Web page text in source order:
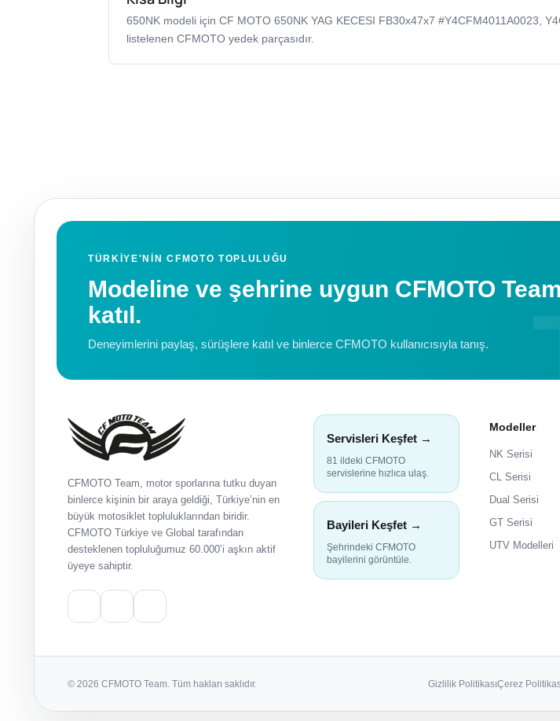
650NK modeli için CF MOTO 650NK YAG KECESI FB30x47x7 #Y4CFM4011A0023,
listelenen CFMOTO yedek parçasıdır.
TÜRKIYE'NIN CFMOTO TOPLULUĞU
Modeline ve şehrine uygun CFMOTO
katıl.
Deneyimlerini paylaş, sürüşlere katıl ve binlerce CFMOTO kullanıcısıyla tanış.
CFMOTO Team, motor sporlarına tutku duyan
binlerce kişinin bir araya geldiği, Türkiye’nin en
büyük motosiklet topluluklarından biridir.
CFMOTO Türkiye ve Global tarafından
desteklenen topluluğumuz 60.000’i aşkın aktif
üyeye sahiptir.
Servisleri Keşfet →
81 ildeki CFMOTO
servislerine hızlıca ulaş.
Bayileri Keşfet →
Şehrindeki CFMOTO
bayilerini görüntüle.
Modeller
NK Serisi
CL Serisi
Dual Serisi
GT Serisi
UTV Modelleri
© 2026 CFMOTO Team. Tüm hakları saklıdır. Gizlilik PolitikasıÇerez